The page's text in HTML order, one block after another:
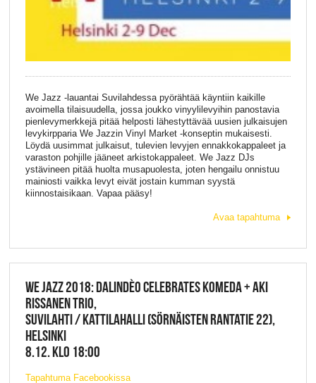
We Jazz -lauantai Suvilahdessa pyörähtää käyntiin kaikille
avoimella tilaisuudella, jossa joukko vinyylilevyihin panostavia
pienlevymerkkejä pitää helposti lähestyttävää uusien julkaisujen
levykirpparia We Jazzin Vinyl Market -konseptin mukaisesti.
Löydä uusimmat julkaisut, tulevien levyjen ennakkokappaleet ja
varaston pohjille jääneet arkistokappaleet. We Jazz DJs
ystävineen pitää huolta musapuolesta, joten hengailu onnistuu
mainiosti vaikka levyt eivät jostain kumman syystä
kiinnostaisikaan. Vapaa pääsy!
Avaa tapahtuma
WE JAZZ 2018: DALINDÈO CELEBRATES KOMEDA + AKI
RISSANEN TRIO,
SUVILAHTI / KATTILAHALLI (SÖRNÄISTEN RANTATIE 22),
HELSINKI
8.12. KLO 18:00
Tapahtuma Facebookissa